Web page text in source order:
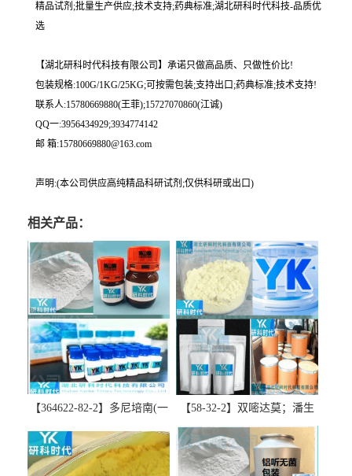
精品试剂;批量生产供应;技术支持;药典标准;湖北研科时代科技-品质优
选
【湖北研科时代科技有限公司】承诺只做高品质、只做性价比!
包装规格:100G/1KG/25KG;可按需包装;支持出口;药典标准;技术支持!
联系人:15780669880(王菲);15727070860(江诚)
QQ一:3956434929;3934774142
邮 箱:15780669880@163.com
声明:(本公司供应高纯精品科研试剂;仅供科研或出口)
相关产品：
【364622-82-2】多尼培南(一
精品科研试剂-湖北研科时代
科技-“研”无止境;“科”学创
【58-32-2】双嘧达莫；潘生
丁-精品科研试剂-湖北研科时
代科技-“研”无止境;“科”学创
新！支持三方验证；支持定